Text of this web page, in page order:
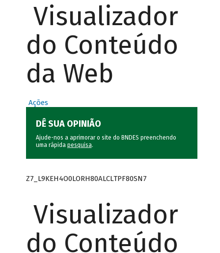
Visualizador
do Conteúdo
da Web
Ações
DÊ SUA OPINIÃO
Ajude-nos a aprimorar o site do BNDES preenchendo
uma rápida pesquisa.
Z7_L9KEH4O0LORH80ALCLTPF80SN7
Visualizador
do Conteúdo